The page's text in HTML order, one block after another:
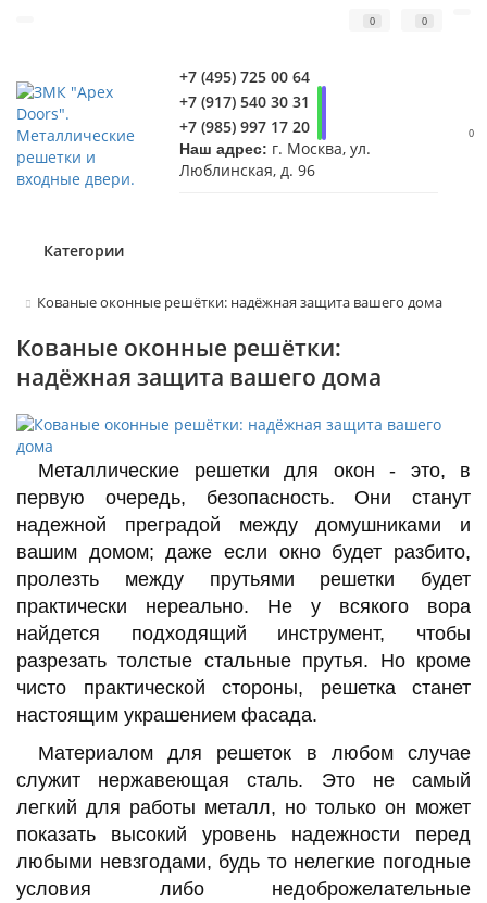
0 0
+7 (495) 725 00 64
+7 (917) 540 30 31
+7 (985) 997 17 20
Наш адрес: г. Москва, ул.
Люблинская, д. 96
0
Категории
Кованые оконные решётки: надёжная защита вашего дома
Кованые оконные решётки:
надёжная защита вашего дома
Металлические решетки для окон - это, в
первую очередь, безопасность. Они станут
надежной преградой между домушниками и
вашим домом; даже если окно будет разбито,
пролезть между прутьями решетки будет
практически нереально. Не у всякого вора
найдется подходящий инструмент, чтобы
разрезать толстые стальные прутья. Но кроме
чисто практической стороны, решетка станет
настоящим украшением фасада.
Материалом для решеток в любом случае
служит нержавеющая сталь. Это не самый
легкий для работы металл, но только он может
показать высокий уровень надежности перед
любыми невзгодами, будь то нелегкие погодные
условия либо недоброжелательные